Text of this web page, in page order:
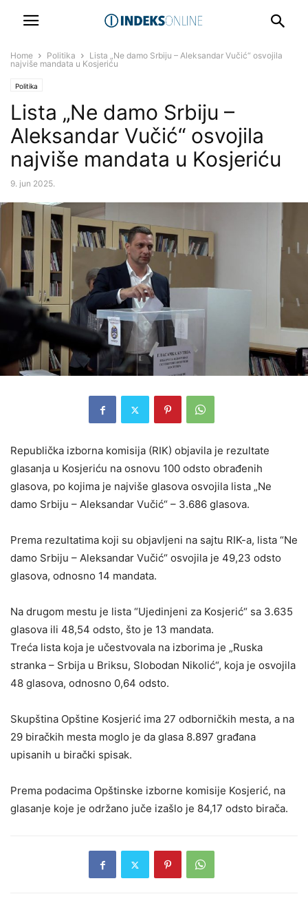
Home Politika
Lista „Ne damo Srbiju – Aleksandar Vučić“ osvojila
najviše mandata u Kosjeriću
Politika
Lista „Ne damo Srbiju –
Aleksandar Vučić“ osvojila
najviše mandata u Kosjeriću
9. jun 2025.
Republička izborna komisija (RIK) objavila je rezultate
glasanja u Kosjeriću na osnovu 100 odsto obrađenih
glasova, po kojima je najviše glasova osvojila lista „Ne
damo Srbiju – Aleksandar Vučić“ – 3.686 glasova.
Prema rezultatima koji su objavljeni na sajtu RIK-a, lista “Ne
damo Srbiju – Aleksandar Vučić“ osvojila je 49,23 odsto
glasova, odnosno 14 mandata.
Na drugom mestu je lista “Ujedinjeni za Kosjerić“ sa 3.635
glasova ili 48,54 odsto, što je 13 mandata.
Treća lista koja je učestvovala na izborima je „Ruska
stranka – Srbija u Briksu, Slobodan Nikolić“, koja je osvojila
48 glasova, odnosno 0,64 odsto.
Skupština Opštine Kosjerić ima 27 odborničkih mesta, a na
29 biračkih mesta moglo je da glasa 8.897 građana
upisanih u birački spisak.
Prema podacima Opštinske izborne komisije Kosjerić, na
glasanje koje je održano juče izašlo je 84,17 odsto birača.